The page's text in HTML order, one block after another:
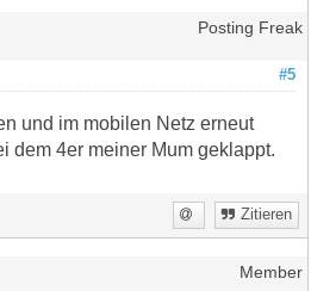
Posting Freak
#5
und im mobilen Netz erneut
dem 4er meiner Mum geklappt.
Zitieren
Member